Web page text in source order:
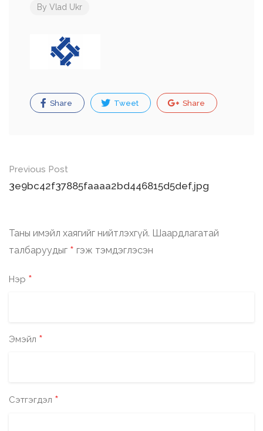
By Vlad Ukr
Share Tweet Share
Post
navigation
Previous Post
3e9bc42f37885faaaa2bd446815d5def.jpg
Таны имэйл хаягийг нийтлэхгүй. Шаардлагатай
талбаруудыг * гэж тэмдэглэсэн
Нэр *
Эмэйл *
Сэтгэгдэл *